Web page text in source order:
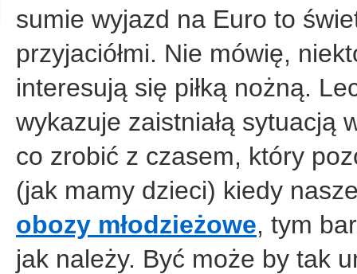
sumie wyjazd na Euro to
przyjaciółmi. Nie mówię,
interesują się piłką nożną.
wykazuje zaistniałą sytuacją
co zrobić z czasem, który
(jak mamy dzieci) kiedy
obozy młodzieżowe, tym
jak należy. Być może by tak